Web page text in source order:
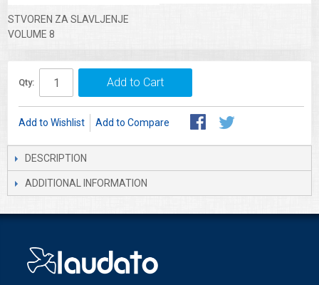
STVOREN ZA SLAVLJENJE
VOLUME 8
Qty: Add to Cart
Add to Wishlist Add to Compare
DESCRIPTION
ADDITIONAL INFORMATION